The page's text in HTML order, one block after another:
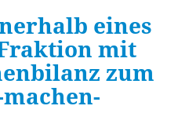
eines
mit
zum